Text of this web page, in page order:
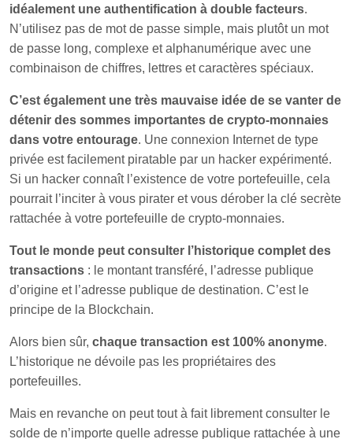
idéalement une authentification à double facteurs.
N’utilisez pas de mot de passe simple, mais plutôt un mot
de passe long, complexe et alphanumérique avec une
combinaison de chiffres, lettres et caractères spéciaux.
C’est également une très mauvaise idée de se vanter de
détenir des sommes importantes de crypto-monnaies
dans votre entourage. Une connexion Internet de type
privée est facilement piratable par un hacker expérimenté.
Si un hacker connaît l’existence de votre portefeuille, cela
pourrait l’inciter à vous pirater et vous dérober la clé secrète
rattachée à votre portefeuille de crypto-monnaies.
Tout le monde peut consulter l’historique complet des
transactions : le montant transféré, l’adresse publique
d’origine et l’adresse publique de destination. C’est le
principe de la Blockchain.
Alors bien sûr, chaque transaction est 100% anonyme.
L’historique ne dévoile pas les propriétaires des
portefeuilles.
Mais en revanche on peut tout à fait librement consulter le
solde de n’importe quelle adresse publique rattachée à une